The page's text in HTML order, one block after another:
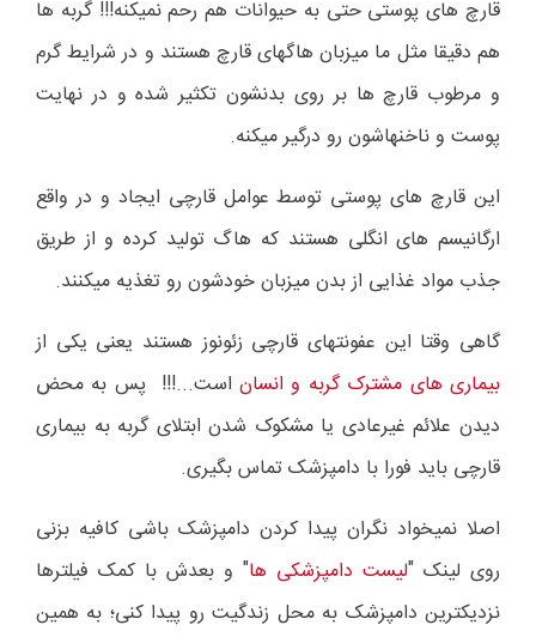
قارچ های پوستی حتی به حیوانات هم رحم نمیکنه!!! گربه ها
هم دقیقا مثل ما میزبان هاگهای قارچ هستند و در شرایط گرم
و مرطوب قارچ ها بر روی بدنشون تکثیر شده و در نهایت
پوست و ناخنهاشون رو درگیر میکنه.
این قارچ های پوستی توسط عوامل قارچی ایجاد و در واقع
ارگانیسم های انگلی هستند که هاگ تولید کرده و از طریق
جذب مواد غذایی از بدن میزبان خودشون رو تغذیه میکنند.
گاهی وقتا این عفونتهای قارچی زئونوز هستند یعنی یکی از
بیماری های مشترک گربه و انساناست...!!! پس به محض
دیدن علائم غیرعادی یا مشکوک شدن ابتلای گربه به بیماری
قارچی باید فورا با دامپزشک تماس بگیری.
اصلا نمیخواد نگران پیدا کردن دامپزشک باشی کافیه بزنی
روی لینک "لیست دامپزشکی ها" و بعدش با کمک فیلترها
نزدیکترین دامپزشک به محل زندگیت رو پیدا کنی؛ به همین